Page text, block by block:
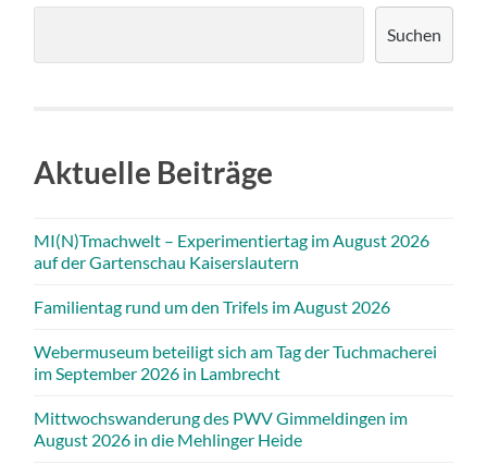
Suchen
Aktuelle Beiträge
MI(N)Tmachwelt – Experimentiertag im August 2026
auf der Gartenschau Kaiserslautern
Familientag rund um den Trifels im August 2026
Webermuseum beteiligt sich am Tag der Tuchmacherei
im September 2026 in Lambrecht
Mittwochswanderung des PWV Gimmeldingen im
August 2026 in die Mehlinger Heide